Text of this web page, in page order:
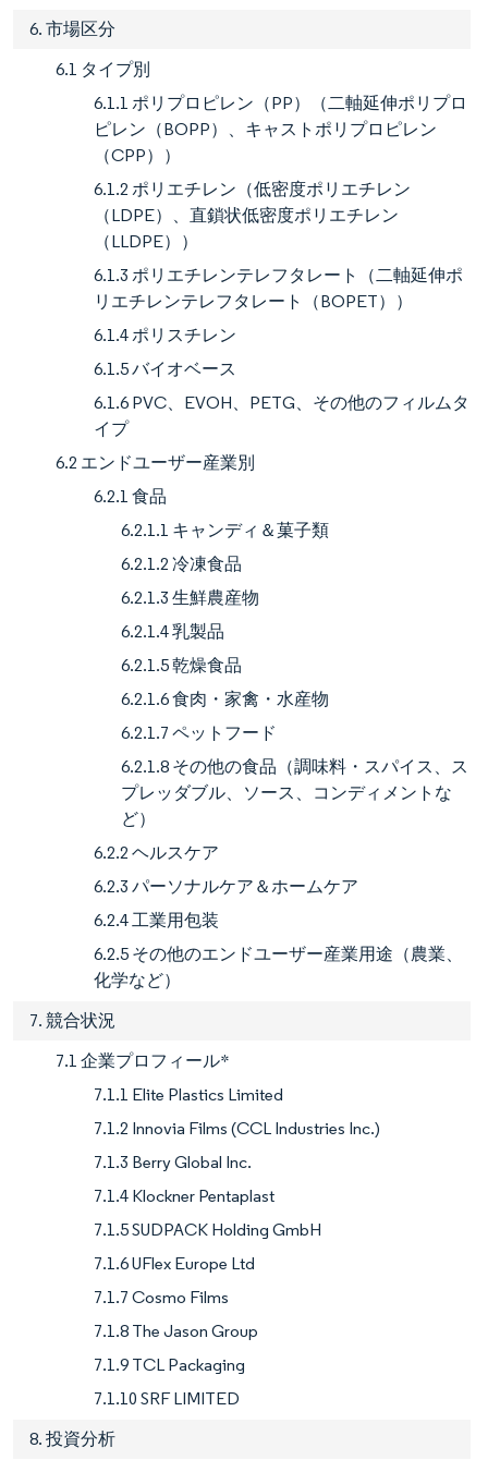
6. 市場区分
6.1 タイプ別
6.1.1 ポリプロピレン（PP）（二軸延伸ポリプロ
ピレン（BOPP）、キャストポリプロピレン
（CPP））
6.1.2 ポリエチレン（低密度ポリエチレン
（LDPE）、直鎖状低密度ポリエチレン
（LLDPE））
6.1.3 ポリエチレンテレフタレート（二軸延伸ポ
リエチレンテレフタレート（BOPET））
6.1.4 ポリスチレン
6.1.5 バイオベース
6.1.6 PVC、EVOH、PETG、その他のフィルムタ
イプ
6.2 エンドユーザー産業別
6.2.1 食品
6.2.1.1 キャンディ＆菓子類
6.2.1.2 冷凍食品
6.2.1.3 生鮮農産物
6.2.1.4 乳製品
6.2.1.5 乾燥食品
6.2.1.6 食肉・家禽・水産物
6.2.1.7 ペットフード
6.2.1.8 その他の食品（調味料・スパイス、ス
プレッダブル、ソース、コンディメントな
ど）
6.2.2 ヘルスケア
6.2.3 パーソナルケア＆ホームケア
6.2.4 工業用包装
6.2.5 その他のエンドユーザー産業用途（農業、
化学など）
7. 競合状況
7.1 企業プロフィール*
7.1.1 Elite Plastics Limited
7.1.2 Innovia Films (CCL Industries Inc.)
7.1.3 Berry Global Inc.
7.1.4 Klockner Pentaplast
7.1.5 SUDPACK Holding GmbH
7.1.6 UFlex Europe Ltd
7.1.7 Cosmo Films
7.1.8 The Jason Group
7.1.9 TCL Packaging
7.1.10 SRF LIMITED
8. 投資分析